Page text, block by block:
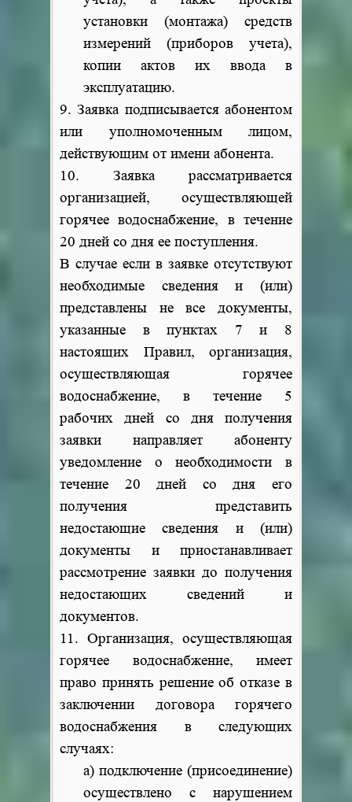
установки (монтажа) средств
измерений (приборов учета),
копии актов их ввода в
эксплуатацию.
9. Заявка подписывается абонентом
или уполномоченным лицом,
действующим от имени абонента.
10. Заявка рассматривается
организацией, осуществляющей
горячее водоснабжение, в течение
20 дней со дня ее поступления.
В случае если в заявке отсутствуют
необходимые сведения и (или)
представлены не все документы,
указанные в пунктах 7 и 8
настоящих Правил, организация,
осуществляющая горячее
водоснабжение, в течение 5
рабочих дней со дня получения
заявки направляет абоненту
уведомление о необходимости в
течение 20 дней со дня его
получения представить
недостающие сведения и (или)
документы и приостанавливает
рассмотрение заявки до получения
недостающих сведений и
документов.
11. Организация, осуществляющая
горячее водоснабжение, имеет
право принять решение об отказе в
заключении договора горячего
водоснабжения в следующих
случаях:
а) подключение (присоединение)
осуществлено с нарушением